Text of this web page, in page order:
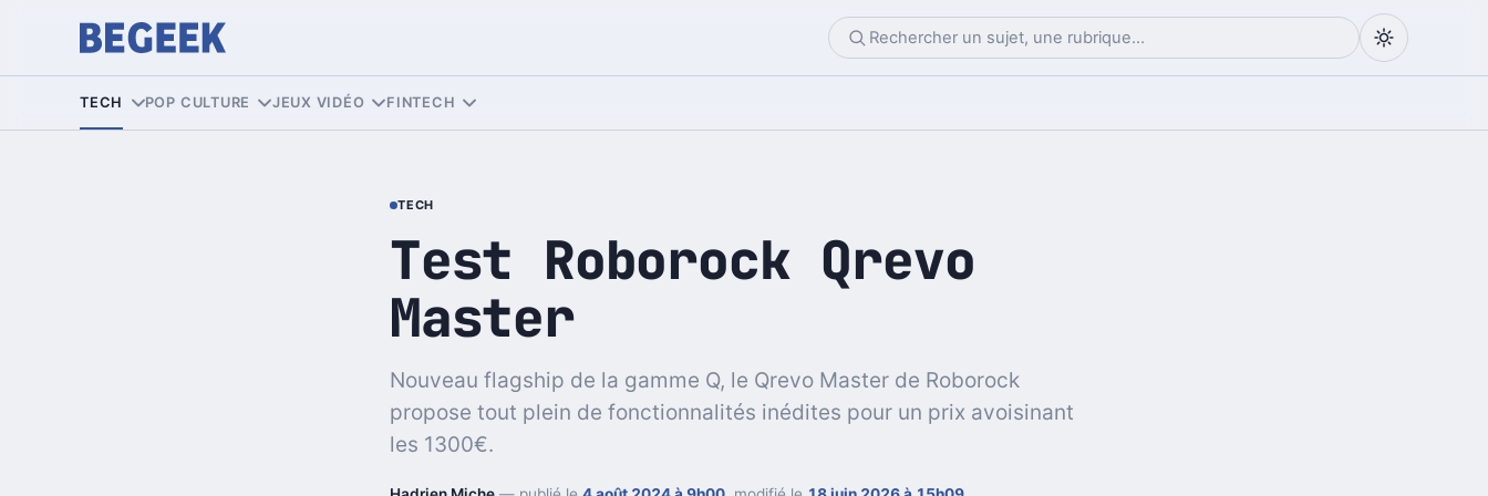
TECH POP CULTURE JEUX VIDÉO FINTECH
TECH
Test Roborock Qrevo
Master
Nouveau flagship de la gamme Q, le Qrevo Master de Roborock
propose tout plein de fonctionnalités inédites pour un prix avoisinant
les 1300€.